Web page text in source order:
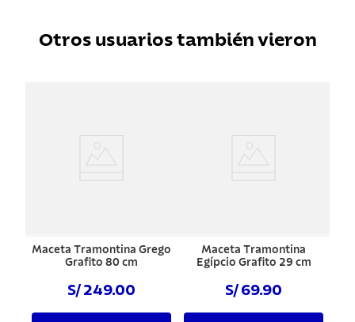
Otros usuarios también vieron
Maceta Tramontina Grego
Grafito 80 cm
S/ 249.00
Maceta Tramontina
Egípcio Grafito 29 cm
S/ 69.90